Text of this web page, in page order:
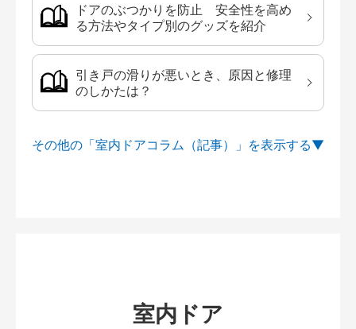
ドアのぶつかりを防止 安全性を高め
る方法やタイプ別のグッズを紹介
引き戸の滑りが悪いとき、原因と修理
のしかたは？
その他の「室内ドアコラム（記事）」を
室内ドア